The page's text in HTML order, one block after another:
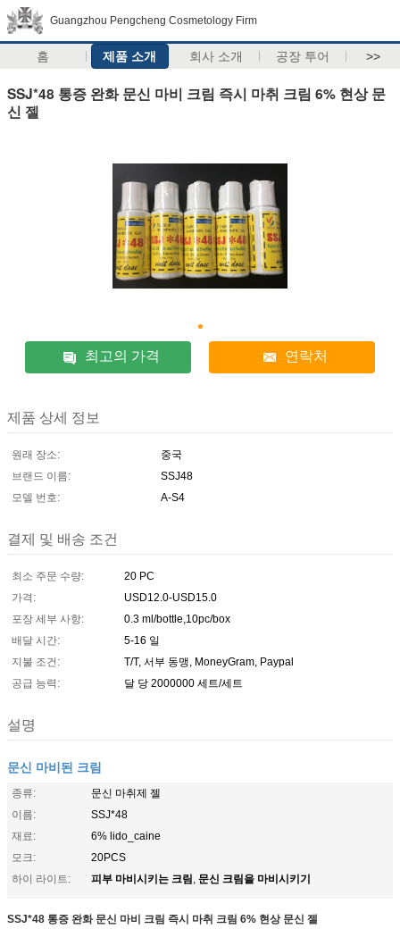
Guangzhou Pengcheng Cosmetology Firm
홈 제품 소개 회사 소개 공장 투어 >>
SSJ*48 통증 완화 문신 마비 크림 즉시 마취 크림 6% 현상 문
신 젤
최고의 가격 연락처
제품 상세 정보
원래 장소:
중국
브랜드 이름:
SSJ48
모델 번호:
A-S4
결제 및 배송 조건
최소 주문 수량:
20 PC
가격:
USD12.0-USD15.0
포장 세부 사항:
0.3 ml/bottle,10pc/box
배달 시간:
5-16 일
지불 조건:
T/T, 서부 동맹, MoneyGram, Paypal
공급 능력:
달 당 2000000 세트/세트
설명
문신 마비된 크림
종류:
문신 마취제 젤
이름:
SSJ*48
재료:
6% lido_caine
모크:
20PCS
하이 라이트:
피부 마비시키는 크림, 문신 크림을 마비시키기
SSJ*48 통증 완화 문신 마비 크림 즉시 마취 크림 6% 현상 문신 젤